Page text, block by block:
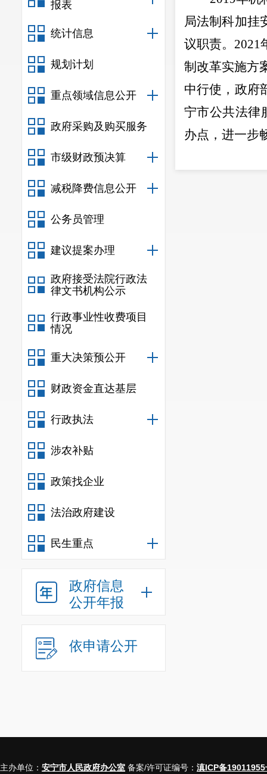
报表
统计信息
规划计划
重点领域信息公开
政府采购及购买服务
市级财政预决算
减税降费信息公开
公务员管理
建议提案办理
政府接受法院行政法
律文书机构公示
行政事业性收费项目
情况
重大决策预公开
财政资金直达基层
行政执法
涉农补贴
政策找企业
法治政府建设
民生重点
政府信息
公开年报
依申请公开
局法制科加挂
议职责。 2021
制改革实施方
中行使，政府
宁市公共法律
办点， 进一步
议工作方面有
主办单位： 安宁市人民政府办公室 备案/许可证编号： 滇ICP备